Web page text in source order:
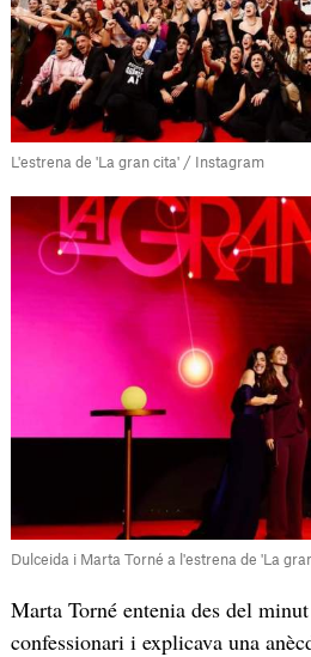
L'estrena de 'La gran cita' / Instagram
Dulceida i Marta Torné a l'estrena de 'La
Marta Torné entenia des del
confessionari i explicava una